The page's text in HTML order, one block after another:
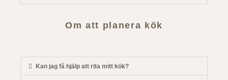
Om att planera kök
Kan jag få hjälp att rita mitt kök?